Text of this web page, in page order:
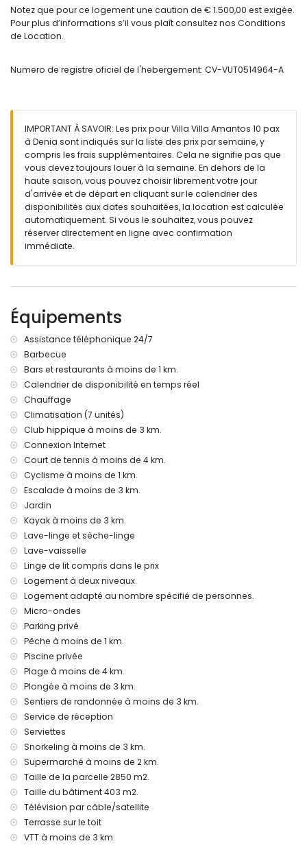
chambre avec climatisation et canapé-lit
chambre avec lit double, télévision, salle de bain en suite et
climatisation
chambre avec 2 lits simples, salle de bain en suite et
douche, bidet, toilette et sèche-cheveux
salle de bain en suite avec double lavabo, douche, bidet,
toilette et sèche-cheveux
2 salles de bains en suite, chacune avec lavabo simple,
douche, toilette et sèche-cheveux
salle de bain avec double lavabo, douche, toilette et
sèche-cheveux
Extérieur de la villa
grand terrain clôturé
piscine privée mesurant 10m x 5m et profondeur de 2m
douche extérieure
espace salon extérieur et espace repas extérieur
2 places de parking privées couvertes et 4 places de
parking privées
terrasse sur le toit
Plus d'informations
ville la plus proche: Denia (à moins de 2 kilomètres de la
villa)
rivière ou bord de mer le plus proche: Mer Méditerranée (à
moins de 2 kilomètres de la villa)
plage la plus proche: Playa Punta Raset (à moins de 4
port le plus proche: Port de Denia (à moins de 2 kilomètres
de la villa)
aéroport le plus proche: Aéroport d'Alicante-Elche (à moins
de 100 kilomètres de la villa)
deuxième aéroport le plus proche: Aéroport de Valence (à
moins de 100 kilomètres de la villa)
L'hébergement est très adapté pour les familles avec
enfants
Équipements et services inclus dans le prix de location de la
internet (fibre optique)
fer et planche à repasser
linge de lit et serviettes
service de réception et service d'urgence 24h/24
chauffage au sol et climatisation
Équipements et services à supplément
lit supplémentaire et lit/parc bébé (sur demande)
Divertissements et activités de loisirs pour vos vacances à
Denia, Costa Blanca
théâtre, bar et promenade (Explanada Cervantes) (à moins
de 1000 mètres de la maison)
cinéma, discothèque et boîte de nuit (à moins de 5
kilomètres de la maison)
Notez que pour ce logement une caution de € 1.500,00 est exigée.
Pour plus d’informations s’il vous plaît consultez nos Conditions
de Location.
Numero de registre oficiel de l'hebergement: CV-VUT0514964-A
IMPORTANT À SAVOIR: Les prix pour Villa Villa Amantos 10 pax
à Denia sont indiqués sur la liste des prix par semaine, y
compris les frais supplémentaires. Cela ne signifie pas que
vous devez toujours louer à la semaine. En dehors de la
haute saison, vous pouvez choisir librement votre jour
d'arrivée et de départ en cliquant sur le calendrier des
disponibilités aux dates souhaitées, la location est calculée
automatiquement. Si vous le souhaitez, vous pouvez
réserver directement en ligne avec confirmation
immédiate.
Équipements
Assistance téléphonique 24/7
Barbecue
Bars et restaurants à moins de 1 km.
Calendrier de disponibilité en temps réel
Chauffage
Climatisation (7 unités)
Club hippique à moins de 3 km.
Connexion Internet
Court de tennis à moins de 4 km.
Cyclisme à moins de 1 km.
Escalade à moins de 3 km.
Jardin
Kayak à moins de 3 km.
Lave-linge et sèche-linge
Lave-vaisselle
Linge de lit compris dans le prix
Logement à deux niveaux.
Logement adapté au nombre spécifié de personnes.
Micro-ondes
Parking privé
Pêche à moins de 1 km.
Piscine privée
Plage à moins de 4 km.
Plongée à moins de 3 km.
Sentiers de randonnée à moins de 3 km.
Service de réception
Serviettes
Snorkeling à moins de 3 km.
Supermarché à moins de 2 km.
Taille de la parcelle 2850 m2.
Taille du bâtiment 403 m2.
Télévision par câble/satellite
Terrasse sur le toit
VTT à moins de 3 km.